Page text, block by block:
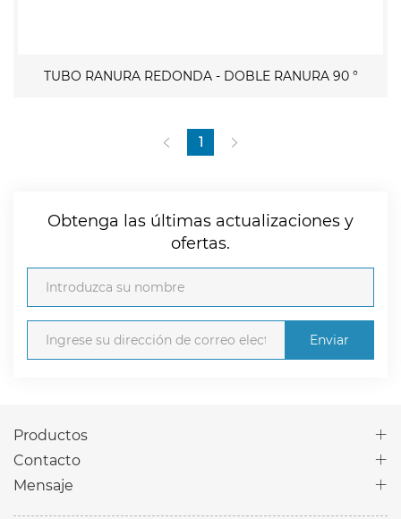
TUBO RANURA REDONDA - DOBLE RANURA 90 °
1
Obtenga las últimas actualizaciones y
ofertas.
Enviar
Productos
Contacto
Mensaje